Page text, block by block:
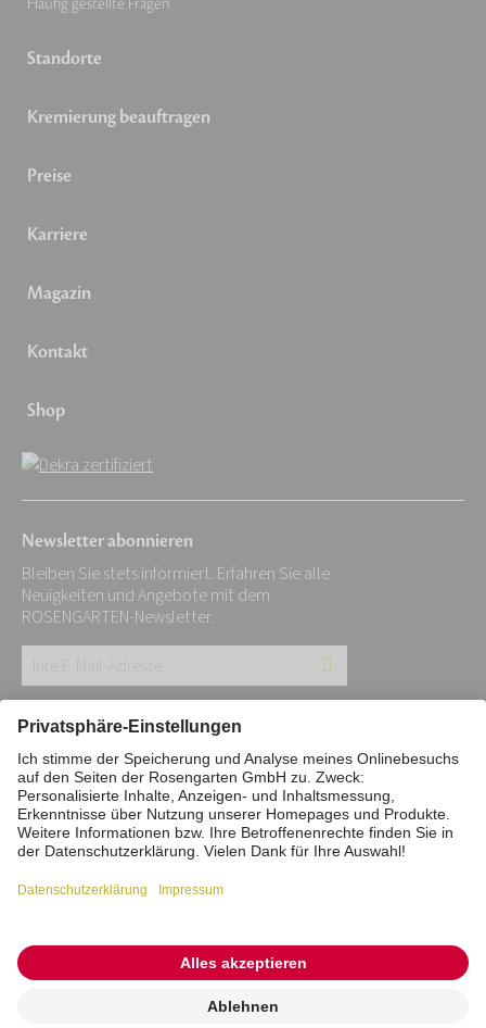
Standorte
Kremierung beauftragen
Preise
Karriere
Magazin
Kontakt
Shop
Newsletter abonnieren
Bleiben Sie stets informiert. Erfahren Sie alle
Neuigkeiten und Angebote mit dem
ROSENGARTEN-Newsletter.
E-
Mail-
Adresse:
*
Impressum Datenschutz
Stiftung
Interne Meldestelle
Zahlungsmittel
Barrierefreiheitserklärung
Vertrag widerrufen
© 2026 ROSENGARTEN-Tierbestattung